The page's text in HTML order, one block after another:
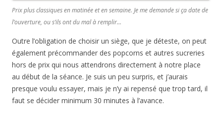
Prix plus classiques en matinée et en semaine. Je me demande si ça date de
l’ouverture, ou s’ils ont du mal à remplir…
Outre l’obligation de choisir un siège, que je déteste, on peut
également précommander des popcorns et autres sucreries
hors de prix qui nous attendrons directement à notre place
au début de la séance. Je suis un peu surpris, et j’aurais
presque voulu essayer, mais je n’y ai repensé que trop tard, il
faut se décider minimum 30 minutes à l’avance.